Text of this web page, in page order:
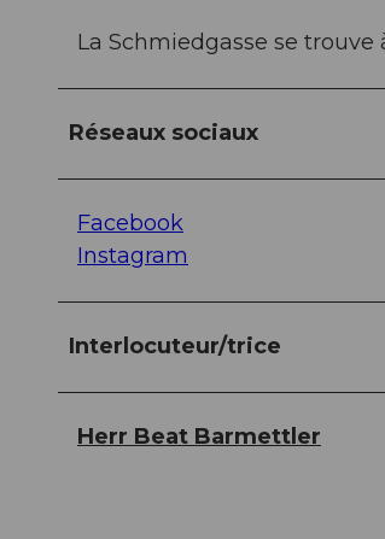
La Schmiedgasse se
Réseaux sociaux
Facebook
Instagram
Interlocuteur/trice
Herr Beat Barmettler